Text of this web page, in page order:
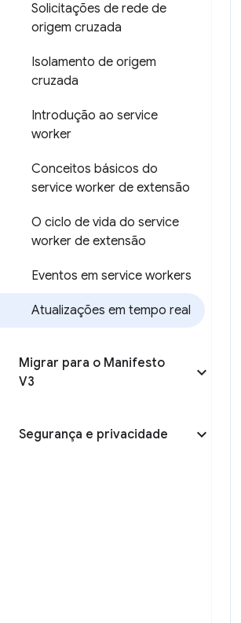
Solicitações de rede de
origem cruzada
Isolamento de origem
cruzada
Introdução ao service
worker
Conceitos básicos do
service worker de extensão
O ciclo de vida do service
worker de extensão
Eventos em service workers
Atualizações em tempo real
Migrar para o Manifesto
V3
Segurança e privacidade